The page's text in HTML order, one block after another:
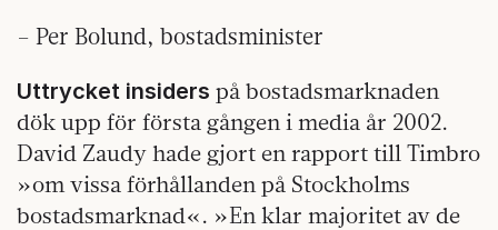
– Per Bolund, bostadsminister
Uttrycket insiders på bostadsmarknaden
dök upp för första gången i media år 2002.
David Zaudy hade gjort en rapport till Timbro
»om vissa förhållanden på Stockholms
bostadsmarknad«. »En klar majoritet av de